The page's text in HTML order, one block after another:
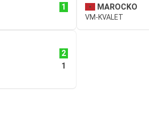
1
MAROCKO
VM-KVALET
2
1